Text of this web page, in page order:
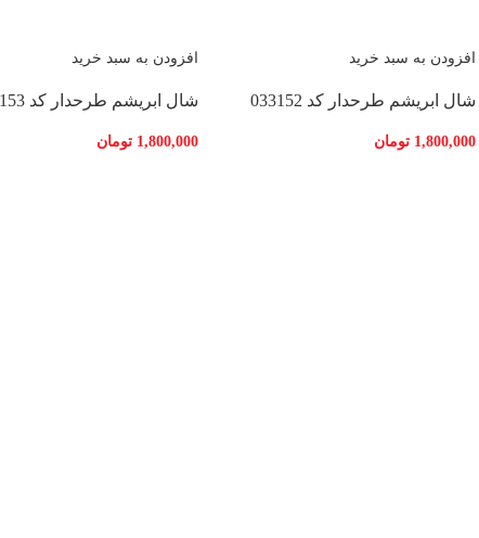
افزودن به سبد خرید
شال ابریشم طرحدار کد 033152
1,800,000 تومان
افزودن به سبد خرید
شال ابریشم طرحدار کد 033153
1,800,000 تومان